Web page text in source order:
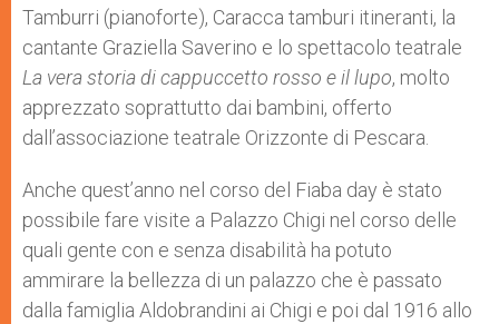
Tamburri (pianoforte), Caracca tamburi itineranti, la
cantante Graziella Saverino e lo spettacolo teatrale
La vera storia di cappuccetto rosso e il lupo, molto
apprezzato soprattutto dai bambini, offerto
dall’associazione teatrale Orizzonte di Pescara.
Anche quest’anno nel corso del Fiaba day è stato
possibile fare visite a Palazzo Chigi nel corso delle
quali gente con e senza disabilità ha potuto
ammirare la bellezza di un palazzo che è passato
dalla famiglia Aldobrandini ai Chigi e poi dal 1916 allo